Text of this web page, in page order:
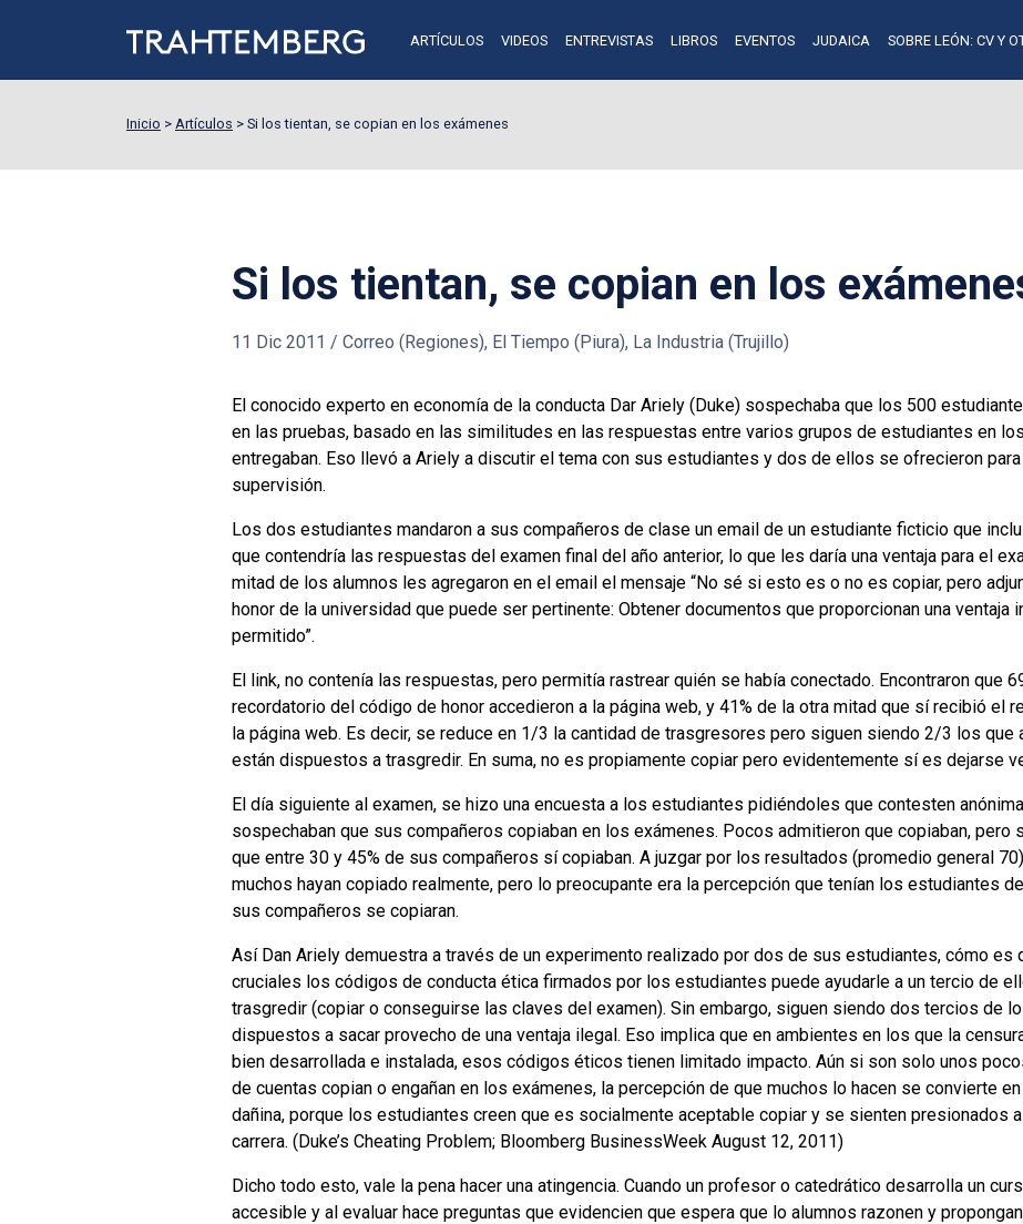
ARTÍCULOS VIDEOS ENTREVISTAS LIBROS EVENTOS JUDAICA SOBRE LEÓN: CV Y
Inicio > Artículos > Si los tientan, se copian en los exámenes
Si los tientan, se copian en los
11 Dic 2011 / Correo (Regiones), El Tiempo (Piura), La Industria (Trujillo)
El conocido experto en economía de la conducta Dar Ariely (Duke) sospechaba que los 500
en las pruebas, basado en las similitudes en las respuestas entre varios grupos de estudiantes en
entregaban. Eso llevó a Ariely a discutir el tema con sus estudiantes y dos de ellos se ofrecieron
supervisión.
Los dos estudiantes mandaron a sus compañeros de clase un email de un estudiante ficticio que
que contendría las respuestas del examen final del año anterior, lo que les daría una ventaja para el
mitad de los alumnos les agregaron en el email el mensaje “No sé si esto es o no es copiar, pero
honor de la universidad que puede ser pertinente: Obtener documentos que proporcionan una ventaja
permitido”.
El link, no contenía las respuestas, pero permitía rastrear quién se había conectado. Encontraron que
recordatorio del código de honor accedieron a la página web, y 41% de la otra mitad que sí recibió el
la página web. Es decir, se reduce en 1/3 la cantidad de trasgresores pero siguen siendo 2/3 los que
están dispuestos a trasgredir. En suma, no es propiamente copiar pero evidentemente sí es dejarse
El día siguiente al examen, se hizo una encuesta a los estudiantes pidiéndoles que contesten
sospechaban que sus compañeros copiaban en los exámenes. Pocos admitieron que copiaban, pero
que entre 30 y 45% de sus compañeros sí copiaban. A juzgar por los resultados (promedio general
muchos hayan copiado realmente, pero lo preocupante era la percepción que tenían los estudiantes
sus compañeros se copiaran.
Así Dan Ariely demuestra a través de un experimento realizado por dos de sus estudiantes, cómo es
cruciales los códigos de conducta ética firmados por los estudiantes puede ayudarle a un tercio de
trasgredir (copiar o conseguirse las claves del examen). Sin embargo, siguen siendo dos tercios de
dispuestos a sacar provecho de una ventaja ilegal. Eso implica que en ambientes en los que la
bien desarrollada e instalada, esos códigos éticos tienen limitado impacto. Aún si son solo unos
de cuentas copian o engañan en los exámenes, la percepción de que muchos lo hacen se convierte
dañina, porque los estudiantes creen que es socialmente aceptable copiar y se sienten presionados
carrera. (Duke’s Cheating Problem; Bloomberg BusinessWeek August 12, 2011)
Dicho todo esto, vale la pena hacer una atingencia. Cuando un profesor o catedrático desarrolla un
accesible y al evaluar hace preguntas que evidencien que espera que lo alumnos razonen y